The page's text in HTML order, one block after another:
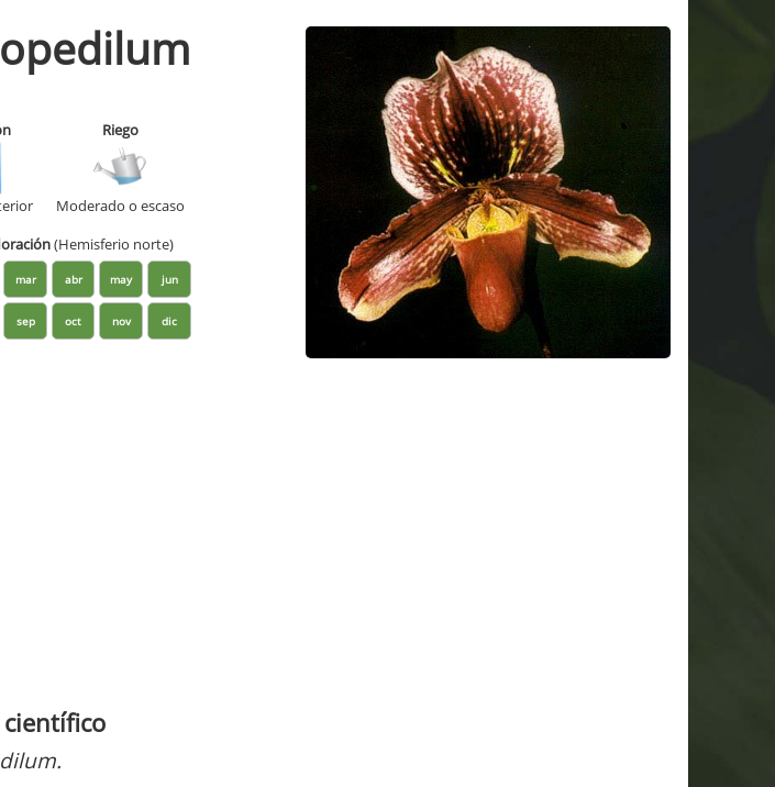
Riego
Moderado o escaso
(Hemisferio norte)
mar abr may jun
sep oct nov dic